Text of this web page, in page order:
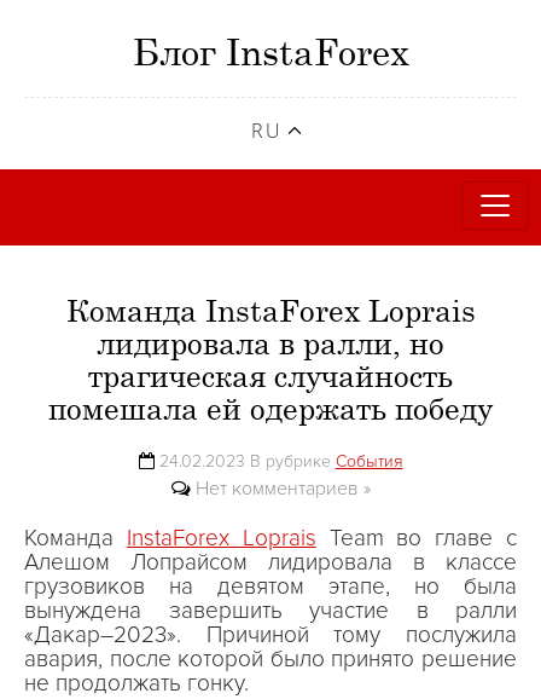
Блог InstaForex
RU
Команда InstaForex Loprais
лидировала в ралли, но
трагическая случайность
помешала ей одержать победу
24.02.2023 В рубрике События
Нет комментариев »
Команда InstaForex Loprais Team во главе с
Алешом Лопрайсом лидировала в классе
грузовиков на девятом этапе, но была
вынуждена завершить участие в ралли
«Дакар–2023». Причиной тому послужила
авария, после которой было принято решение
не продолжать гонку.